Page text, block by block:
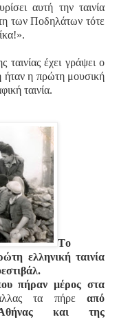
αυτή την ταινία
των Ποδηλάτων τότε
ταινίας έχει γράψει ο
ήταν η πρώτη μουσική
ταινία.
Tο
ελληνική ταινία
πήραν μέρος στα
τα πήρε από
και της